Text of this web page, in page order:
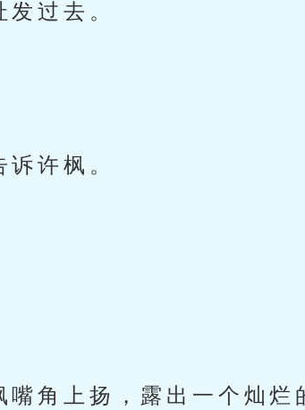
过去。
许枫。
角上扬，露出一个灿烂